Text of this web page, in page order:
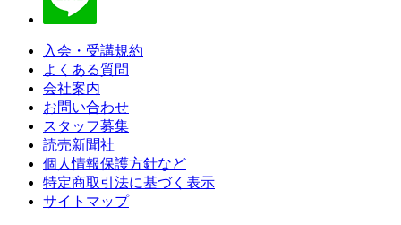
入会・受講規約
よくある質問
会社案内
お問い合わせ
スタッフ募集
読売新聞社
個人情報保護方針など
特定商取引法に基づく表示
サイトマップ